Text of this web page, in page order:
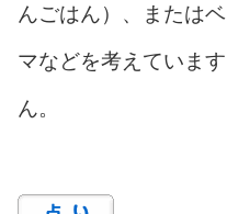
んごはん）、または
マなどを考えていま
ん。